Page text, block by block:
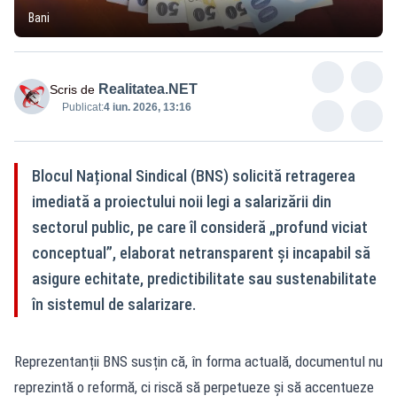
Bani
Scris de Realitatea.NET
Publicat:4 iun. 2026, 13:16
Blocul Național Sindical (BNS) solicită retragerea
imediată a proiectului noii legi a salarizării din
sectorul public, pe care îl consideră „profund viciat
conceptual”, elaborat netransparent și incapabil să
asigure echitate, predictibilitate sau sustenabilitate
în sistemul de salarizare.
Reprezentanții BNS susțin că, în forma actuală, documentul nu
reprezintă o reformă, ci riscă să perpetueze și să accentueze